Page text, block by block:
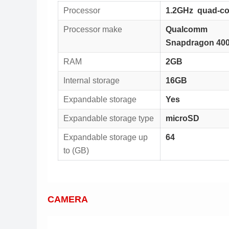
Processor 1.2GHz quad-
Processor make
Qualcomm
Snapdragon
RAM 2GB
Internal storage 16GB
Expandable storage Yes
Expandable storage type microSD
Expandable storage up
to (GB)
64
CAMERA